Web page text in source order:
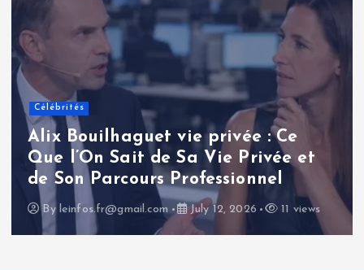
Célébrités
Renaud Pila : une analyse
approfondie de la carrière et de
l’influence d’un journaliste
politique français
Byleinfos.fr@gmail.com July 11, 2026 14 views